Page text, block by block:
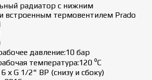
радиатор с нижним
встроенным термовентилем Prado
давление:10 бар
температура:120 ⁰С
х G 1/2" ВР (снизу и сбоку)